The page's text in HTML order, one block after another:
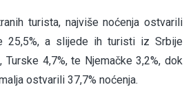
turista, najviše noćenja ostvarili
25,5%, a slijede ih turisti iz Srbije
Turske 4,7%, te Njemačke 3,2%, dok
ostvarili 37,7% noćenja.